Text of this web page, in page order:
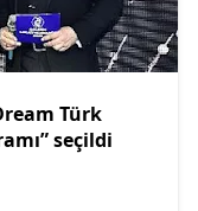
Türk
seçildi